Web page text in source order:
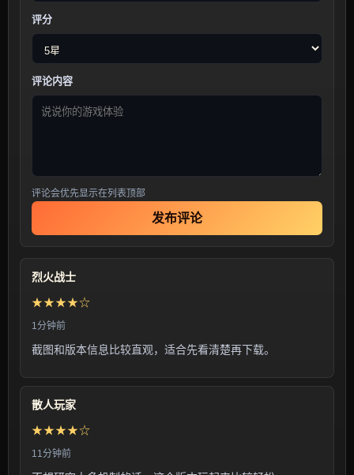
评分
评论内容
评论会优先显示在列表顶部
发布评论
烈火战士
★★★★☆
1分钟前
截图和版本信息比较直观，适合先看清楚再下载。
散人玩家
★★★★☆
11分钟前